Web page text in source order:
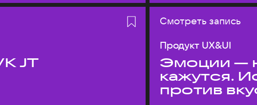
JT
Смотреть запись
Продукт UX&UI
Эмоции —
кажутся.
против